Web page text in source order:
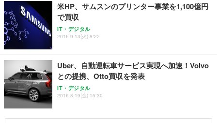
米HP、サムスンのプリンター事業を1,100億円
で買収
IT・デジタル
2016.9.13(火) 8:22
Uber、自動運転車サービス実現へ加速！Volvo
との提携、Otto買収を発表
IT・デジタル
2016.8.19(金) 15:30